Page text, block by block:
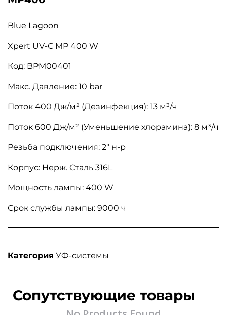
Blue Lagoon
Xpert UV-C MP 400 W
Код: BPM00401
Макс. Давление: 10 bar
Поток 400 Дж/м² (Дезинфекция): 13 м³/ч
Поток 600 Дж/м² (Уменьшение хлорамина): 8 м³/ч
Резьба подключения: 2″ н-р
Корпус: Нерж. Сталь 316L
Мощность лампы: 400 W
Срок службы лампы: 9000 ч
Категория УФ-системы
Сопутствующие товары